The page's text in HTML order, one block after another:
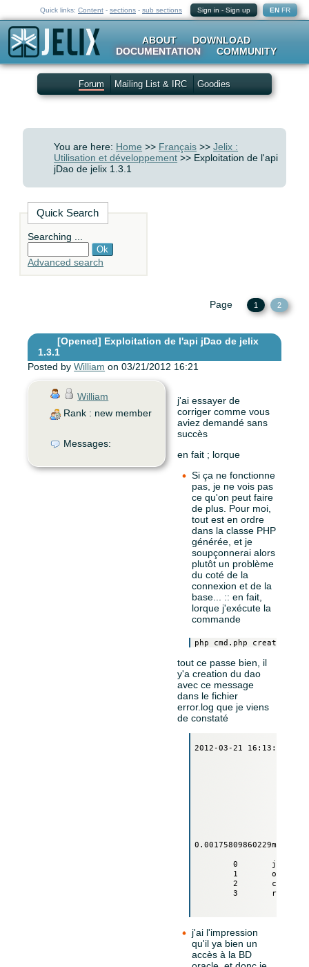
Quick links: Content - sections - sub sections Sign in - Sign up EN FR
ABOUT
DOWNLOAD
DOCUMENTATION
COMMUNITY
Forum Mailing List & IRC Goodies
You are here: Home >> Français >>Jelix :
Utilisation et développement >> Exploitation de l'api
jDao de jelix 1.3.1
Quick Search
Searching ...
Advanced search
Page 1 2
[Opened] Exploitation de l'api jDao de jelix
1.3.1
Posted byWilliam on 03/21/2012 16:21
William
Rank : new member
Messages:
j'ai essayer de
corriger comme vous
aviez demandé sans
succès
en fait ; lorque
Si ça ne fonctionne
pas, je ne vois pas
ce qu'on peut faire
de plus. Pour moi,
tout est en ordre
dans la classe PHP
générée, et je
soupçonnerai alors
plutôt un problème
du coté de la
connexion et de la
base... :: en fait,
lorque j'exécute la
commande
tout ce passe bien, il
y'a creation du dao
avec ce message
dans le fichier
error.log que je viens
de constaté
2012-03-21 16:13:23	127.0.0.1	sql	SELECT COLUMN_NAME, DATA_TYPE, DATA_LENGTH, NULLABLE, DATA_DEFAULT,
	0	jDbPDOConnection->query()	C:\xampp\htdocs\jelix\lib\jelix\plugins\db\oci\oci.dbtools.php : 140
	2	createdaoCommand->run()	C:\xampp\htdocs\jelix\lib\jelix-scripts\includes\cmd.inc.php : 86
	3	require()	C:\xampp\htdocs\jelix\jdao\cmd.php : 11
j'ai l'impression
qu'il ya bien un
accès à la BD